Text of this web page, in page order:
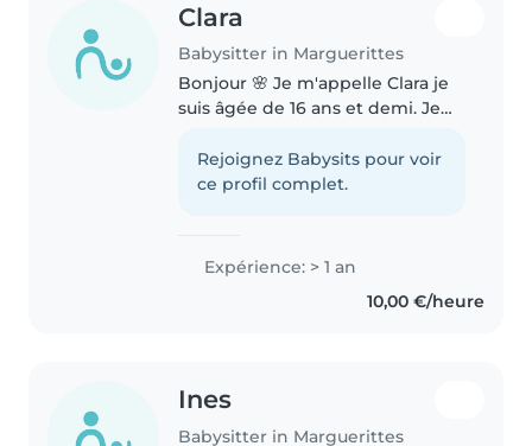
Clara
Babysitter in Marguerittes
Bonjour 🌸 Je m'appelle Clara je
suis âgée de 16 ans et demi. Je
personne. J'ai effectué
ultérieurement des stages en
Rejoignez Babysits pour voir
ce profil complet.
Expérience: > 1 an
10,00 €/heure
Ines
Babysitter in Marguerittes